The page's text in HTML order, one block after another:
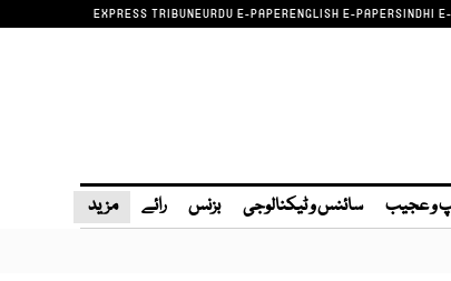
EXPRESS TRIBUNEURDU E-PAPERENGLISH E-PAPERSINDHI
و عجیب سائنس و ٹیکنالوجی بزنس رائے مزید